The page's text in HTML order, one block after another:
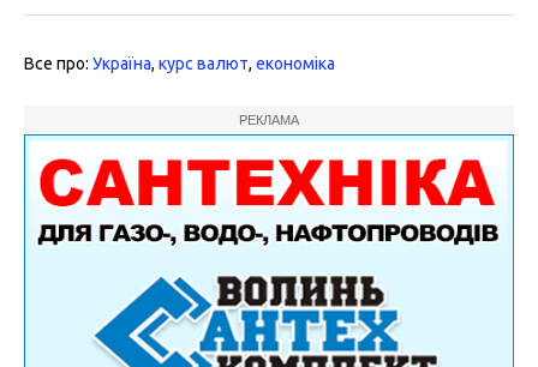
Все про: Україна, курс валют, економіка
РЕКЛАМА